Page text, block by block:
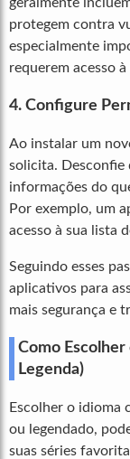
protegem contra
especialmente
requerem acesso
4. Configure
Ao instalar um
solicita. Desconfie
informações do
Por exemplo, um
acesso à sua lista
Seguindo esses
aplicativos para
mais segurança e
Como Escolher
Legenda)
Escolher o idioma
ou legendado,
suas séries